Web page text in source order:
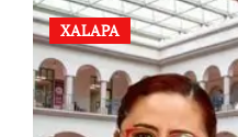
XALAPA